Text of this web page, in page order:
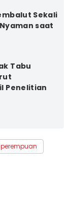
Sekali
saat
Tabu
Penelitian
perempuan